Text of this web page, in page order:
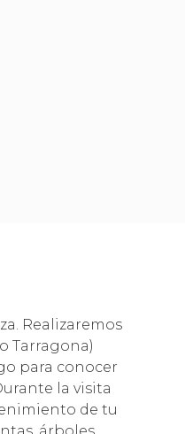
Realizaremos
Tarragona)
para conocer
la visita
de tu